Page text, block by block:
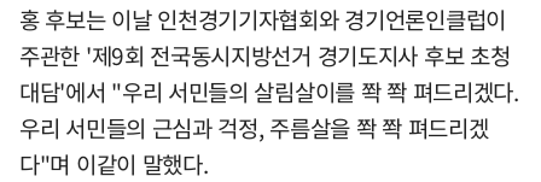
홍 후보는 이날 인천경기기자협회와 경기언론인클럽이
주관한 '제9회 전국동시지방선거 경기도지사 후보 초청
대담'에서 "우리 서민들의 살림살이를 쫙 쫙 펴드리겠다.
우리 서민들의 근심과 걱정, 주름살을 쫙 쫙 펴드리겠
다"며 이같이 말했다.